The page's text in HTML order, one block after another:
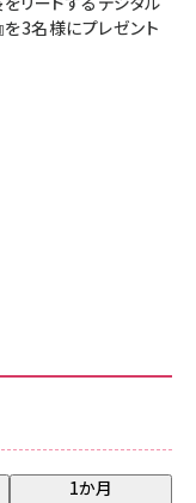
1か月
を3名様にプレゼント